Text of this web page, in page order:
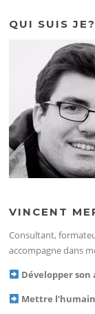
QUI SUIS JE?
VINCENT
Consultant,
accompagne dans
Développer
Mettre